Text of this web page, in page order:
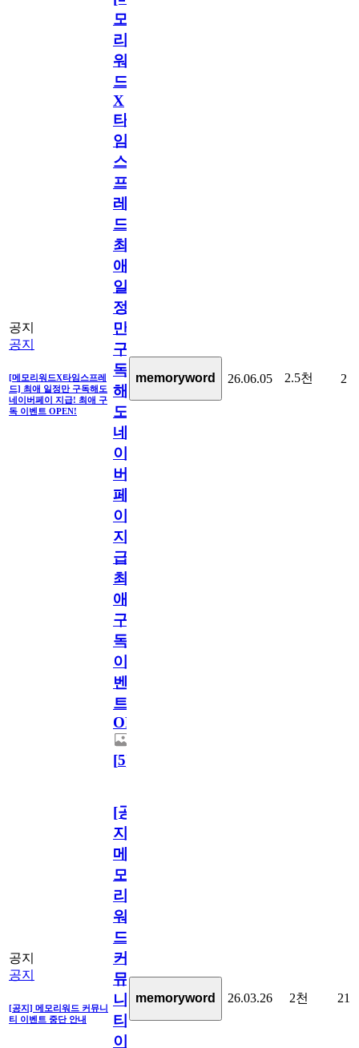
공지
공지
[메모리워드X타임스프레
드] 최애 일정만 구독해도
네이버페이 지급! 최애 구
독 이벤트 OPEN!
모
리
워
드
X
타
임
스
프
레
드]
최
애
일
정
만
구
독
해
도
네
이
버
페
이
지
급!
최
애
구
독
이
벤
트
OPEN!
[5]
memoryword 26.06.05 2.5천 2
공지
공지
[공지] 메모리워드 커뮤니
티 이벤트 중단 안내
[공
지]
메
모
리
워
드
커
뮤
니
티
이
memoryword 26.03.26 2천 21